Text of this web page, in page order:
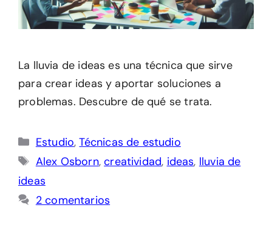
La lluvia de ideas es una técnica que sirve
para crear ideas y aportar soluciones a
problemas. Descubre de qué se trata.
Categorías
Estudio,Técnicas de estudio
Etiquetas
Alex Osborn,creatividad, ideas, lluvia de
ideas
2 comentarios